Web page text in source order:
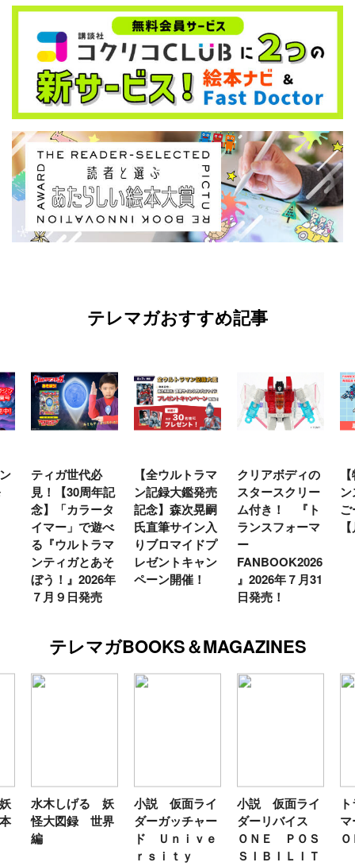
テレマガおすすめ記事
【全ウルトラマ
ン記録大鑑発売
記念】森次晃嗣
氏直筆サイン入
りブロマイドプ
レゼントキャン
ペーン開催！
クリアボディの
スタースクリー
ム付き！ 『ト
ランスフォーマ
ー
FANBOOK2026
』2026年７月31
【特別編】トラ
ンスフォーマー
ごー！ごー！
【月イチ更新】
♡
テレマガBOOKS＆MAGAZINES
小説 仮面ライ
ダーガッチャー
ド Ｕｎｉｖｅ
小説 仮面ライ
ダーリバイス
ＯＮＥ ＰＯＳ
ＳＩＢＩＬＩＴ
トランスフォー
マーＦＡＮＢＯ
ＯＫ２０２６